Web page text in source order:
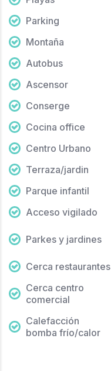
Parking
Montaña
Autobus
Ascensor
Conserge
Cocina office
Centro Urbano
Terraza/jardin
Parque infantil
Acceso vigilado
Parkes y jardines
Cerca restaurantes
Cerca centro
comercial
Calefacción
bomba frío/calor